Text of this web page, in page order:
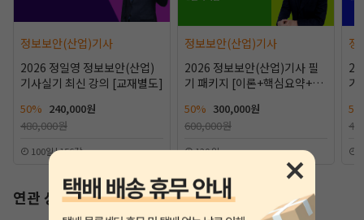
시 수강일 3일 자동 연장! 실기 87% 적중 신화 정
정보보안(산업)기사
2026 정일영 정보보안(산업)
기사실기 최신 강의 [교재별도]
50% 240,000원
480,000원
100일 | 156강
정보보안(산업)기사
2026 정보보안(산업)기사 필
기 패키지 [이론+핵심요약+용
50% 300,000원
600,000원
120 일
정
기
연관 상품